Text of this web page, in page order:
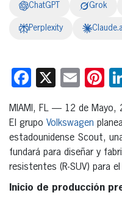
ChatGPT Grok
Perplexity
Facebook
X Email
MIAMI, FL — 12 de
El grupo Volkswagen
estadounidense Scout,
fundará para diseñar y
resistentes (R-SUV) para
Inicio de producción